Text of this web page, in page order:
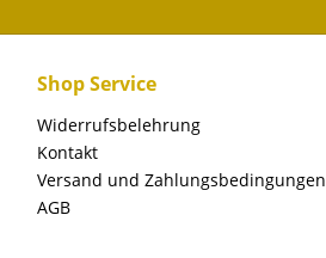
Shop Service
Widerrufsbelehrung
Kontakt
Versand und Zahlungsbedingungen
AGB